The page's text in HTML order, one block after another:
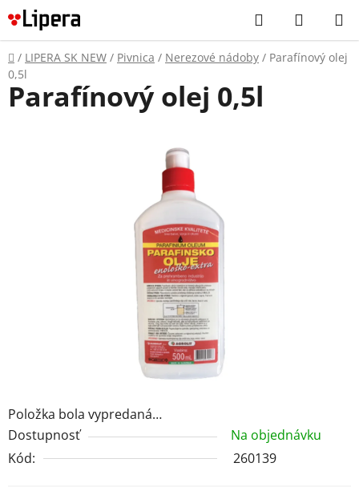
Prejsť
na
obsah
Hľadať
KOŠÍK
Domov
/ LIPERA SK NEW / Pivnica / Nerezové nádoby / Parafínový olej
0,5l
Položka bola vypredaná…
Dostupnosť
Na objednávku
Kód:
260139
Parafínový olej 0,5l